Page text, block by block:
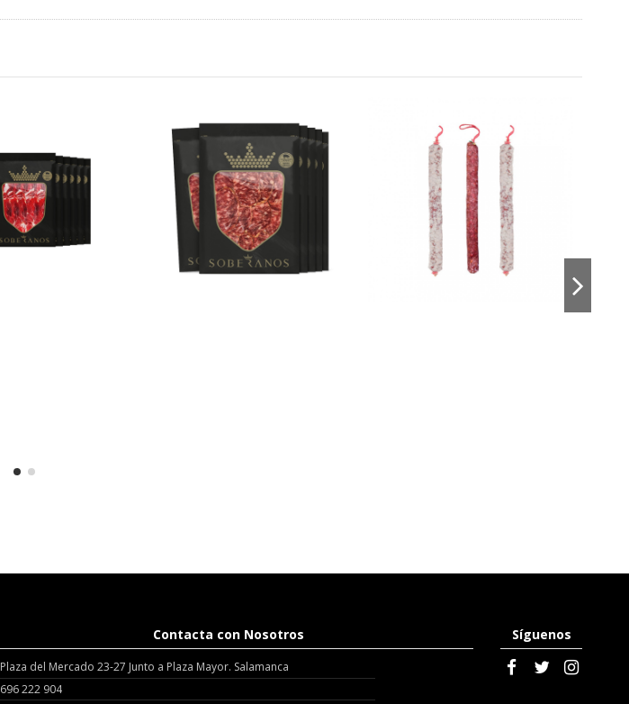
Contacta con Nosotros
Plaza del Mercado 23-27 Junto a Plaza Mayor. Salamanca
696 222 904
Síguenos